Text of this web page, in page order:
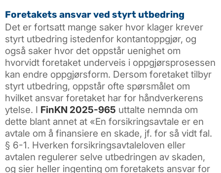
Foretakets ansvar ved styrt utbedring
Det er fortsatt mange saker hvor klager krever
styrt utbedring istedenfor kontantoppgjør, og
også saker hvor det oppstår uenighet om
hvorvidt foretaket underveis i oppgjørsprosessen
kan endre oppgjørsform. Dersom foretaket tilbyr
styrt utbedring, oppstår ofte spørsmålet om
hvilket ansvar foretaket har for håndverkerens
ytelse. I FinKN 2025-965 uttalte nemnda om
dette blant annet at «En forsikringsavtale er en
avtale om å finansiere en skade, jf. for så vidt fal.
§ 6-1. Hverken forsikringsavtaleloven eller
avtalen regulerer selve utbedringen av skaden,
og sier heller ingenting om foretakets ansvar for